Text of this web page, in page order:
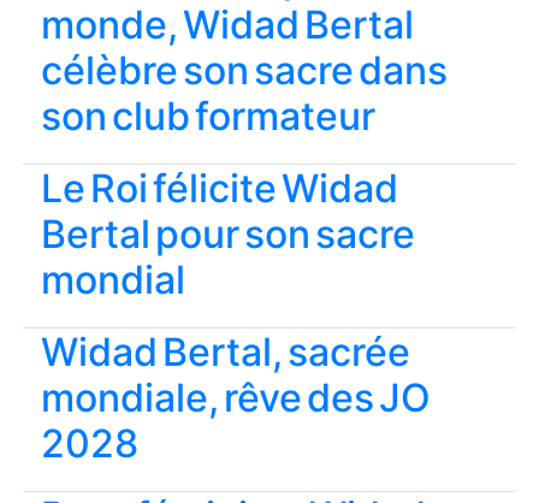
monde, Widad Bertal
célèbre son sacre dans
son club formateur
Le Roi félicite Widad
Bertal pour son sacre
mondial
Widad Bertal, sacrée
mondiale, rêve des JO
2028